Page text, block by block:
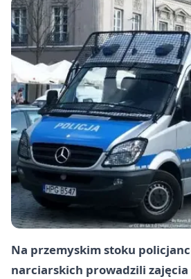
Na przemyskim stoku
narciarskich prowadzili zajęcia